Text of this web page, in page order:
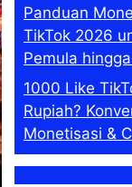
Panduan
TikTok 2026
Pemula
1000 Like
Rupiah?
Monetisasi &